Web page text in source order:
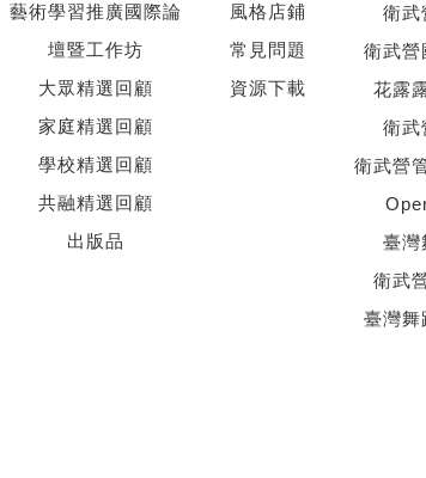
藝術學習推廣國際論
壇暨工作坊
大眾精選回顧
家庭精選回顧
學校精選回顧
共融精選回顧
出版品
風格店鋪
常見問題
資源下載
衛武
衛武營
花露
衛武
衛武營
臺灣
衛武
臺灣舞